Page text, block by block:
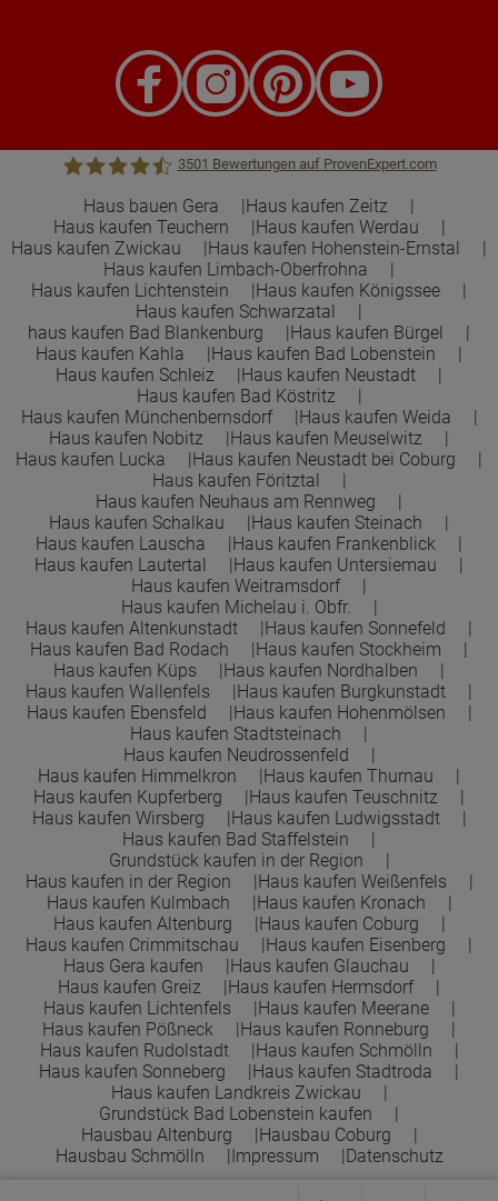
Town &Country Haus Lizenzgeber GmbH
3501 Bewertungen auf ProvenExpert.com
Haus bauen Gera
Haus kaufen Zeitz
Haus kaufen Teuchern
Haus kaufen Werdau
Haus kaufen Zwickau
Haus kaufen Hohenstein-Ernstal
Haus kaufen Limbach-Oberfrohna
Haus kaufen Lichtenstein
Haus kaufen Königssee
Haus kaufen Schwarzatal
haus kaufen Bad Blankenburg
Haus kaufen Bürgel
Haus kaufen Kahla
Haus kaufen Bad Lobenstein
Haus kaufen Schleiz
Haus kaufen Neustadt
Haus kaufen Bad Köstritz
Haus kaufen Münchenbernsdorf
Haus kaufen Weida
Haus kaufen Nobitz
Haus kaufen Meuselwitz
Haus kaufen Lucka
Haus kaufen Neustadt bei Coburg
Haus kaufen Föritztal
Haus kaufen Neuhaus am Rennweg
Haus kaufen Schalkau
Haus kaufen Steinach
Haus kaufen Lauscha
Haus kaufen Frankenblick
Haus kaufen Lautertal
Haus kaufen Untersiemau
Haus kaufen Weitramsdorf
Haus kaufen Michelau i. Obfr.
Haus kaufen Altenkunstadt
Haus kaufen Sonnefeld
Haus kaufen Bad Rodach
Haus kaufen Stockheim
Haus kaufen Küps
Haus kaufen Nordhalben
Haus kaufen Wallenfels
Haus kaufen Burgkunstadt
Haus kaufen Ebensfeld
Haus kaufen Hohenmölsen
Haus kaufen Stadtsteinach
Haus kaufen Neudrossenfeld
Haus kaufen Himmelkron
Haus kaufen Thurnau
Haus kaufen Kupferberg
Haus kaufen Teuschnitz
Haus kaufen Wirsberg
Haus kaufen Ludwigsstadt
Haus kaufen Bad Staffelstein
Grundstück kaufen in der Region
Haus kaufen in der Region
Haus kaufen Weißenfels
Haus kaufen Kulmbach
Haus kaufen Kronach
Haus kaufen Altenburg
Haus kaufen Coburg
Haus kaufen Crimmitschau
Haus kaufen Eisenberg
Haus Gera kaufen
Haus kaufen Glauchau
Haus kaufen Greiz
Haus kaufen Hermsdorf
Haus kaufen Lichtenfels
Haus kaufen Meerane
Haus kaufen Pößneck
Haus kaufen Ronneburg
Haus kaufen Rudolstadt
Haus kaufen Schmölln
Haus kaufen Sonneberg
Haus kaufen Stadtroda
Haus kaufen Landkreis Zwickau
Grundstück Bad Lobenstein kaufen
Hausbau Altenburg
Hausbau Coburg
Hausbau Schmölln
Impressum Datenschutz